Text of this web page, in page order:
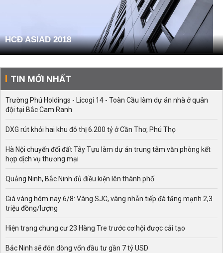
HCĐ ASIAD 2018
TIN MỚI NHẤT
Trường Phú Holdings - Licogi 14 - Toàn Cầu làm dự án nhà ở quân
đội tại Bắc Cam Ranh
DXG rút khỏi hai khu đô thị 6.200 tỷ ở Cần Thơ, Phú Thọ
Hà Nội chuyển đổi đất Tây Tựu làm dự án trung tâm văn phòng kết
hợp dịch vụ thương mại
Quảng Ninh, Bắc Ninh đủ điều kiện lên thành phố
Giá vàng hôm nay 6/8: Vàng SJC, vàng nhẫn tiếp đà tăng mạnh 2,3
triệu đồng/lượng
Hiện trạng chung cư 23 Hàng Tre trước cơ hội được cải tạo
Bắc Ninh sẽ đón dòng vốn đầu tư gần 7 tỷ USD